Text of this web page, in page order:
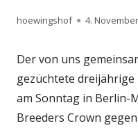
Autor
hoewingshof 4.
Der von uns
gezüchtete
am Sonntag in Berlin-
Breeders Crown